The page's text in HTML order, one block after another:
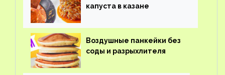
капуста в казане
Воздушные панкейки без
соды и разрыхлителя